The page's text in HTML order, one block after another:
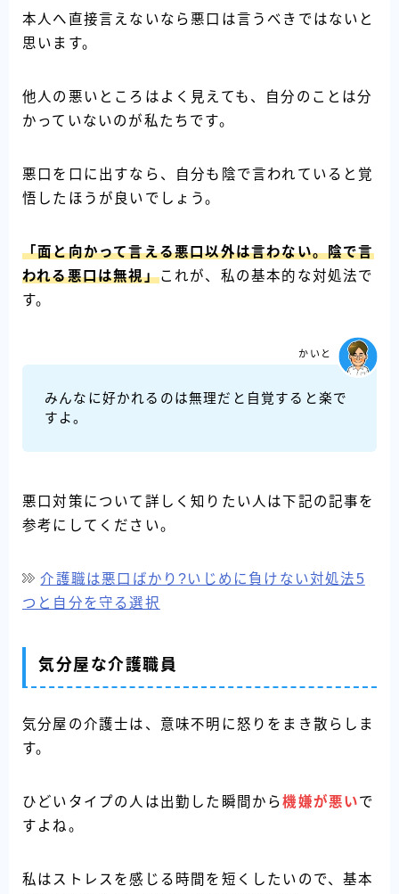
本人へ直接言えないなら悪口は言うべきではないと
思います。
他人の悪いところはよく見えても、自分のことは分
かっていないのが私たちです。
悪口を口に出すなら、自分も陰で言われていると覚
悟したほうが良いでしょう。
「面と向かって言える悪口以外は言わない。陰で言
われる悪口は無視」これが、私の基本的な対処法で
す。
みんなに好かれるのは無理だと自覚すると楽で
すよ。
かいと
悪口対策について詳しく知りたい人は下記の記事を
参考にしてください。
介護職は悪口ばかり?いじめに負けない対処法5
つと自分を守る選択
気分屋な介護職員
気分屋の介護士は、意味不明に怒りをまき散らしま
す。
ひどいタイプの人は出勤した瞬間から機嫌が悪いで
すよね。
私はストレスを感じる時間を短くしたいので、基本